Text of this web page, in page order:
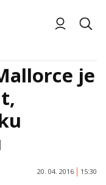
je
20. 04. 2016 15:30